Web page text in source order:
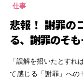
仕事
悲報！ 謝罪の
る、謝罪のそ
「誤解を招いたとす
て感じる「謝罪」への